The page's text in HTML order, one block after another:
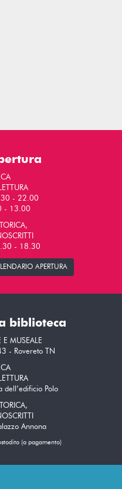
- 22.00
- 13.00
- 18.30
APERTURA
biblioteca
E MUSEALE
- Rovereto TN
Polo
Annona
(a pagamento)